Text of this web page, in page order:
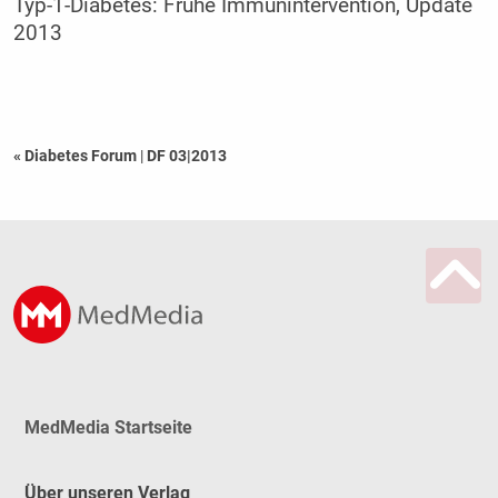
Typ-1-Diabetes: Frühe Immunintervention, Update
2013
« Diabetes Forum | DF 03|2013
MedMedia Startseite
Über unseren Verlag